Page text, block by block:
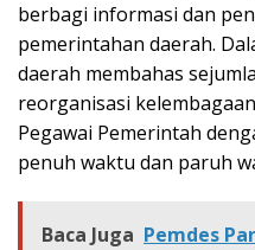
berbagi informasi dan
pemerintahan daerah.
daerah membahas
reorganisasi
Pegawai Pemerintah
penuh waktu dan paruh
Baca Juga Pemdes